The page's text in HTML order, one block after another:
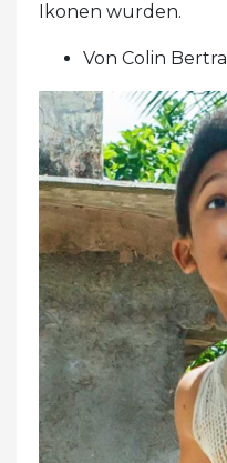
Ikonen wurden.
Von Colin